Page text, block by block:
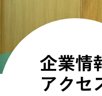
企業情
アクセ